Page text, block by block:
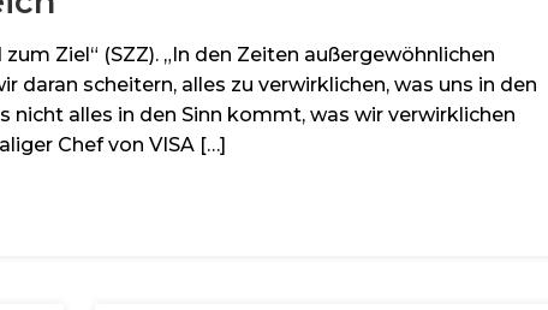
Ziel“ (SZZ). „In den Zeiten außergewöhnlichen
daran scheitern, alles zu verwirklichen, was uns in den
nicht alles in den Sinn kommt, was wir verwirklichen
Chef von VISA […]